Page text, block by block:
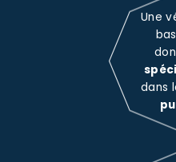
Une
dans